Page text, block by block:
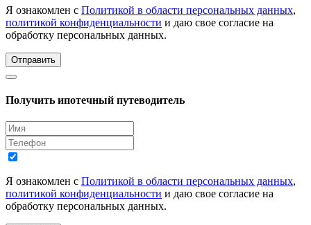
Я ознакомлен с Политикой в области персональных данных,
политикой конфиденциальности и даю свое согласие на
обработку персональных данных.
Отправить
Получить ипотечный путеводитель
Я ознакомлен с Политикой в области персональных данных,
политикой конфиденциальности и даю свое согласие на
обработку персональных данных.